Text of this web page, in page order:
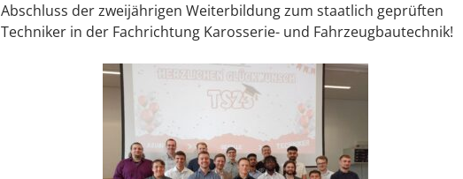
Abschluss der zweijährigen Weiterbildung zum staatlich geprüften
Techniker in der Fachrichtung Karosserie- und Fahrzeugbautechnik!